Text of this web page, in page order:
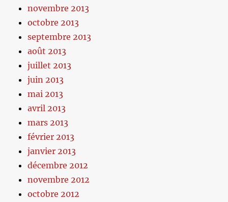
novembre 2013
octobre 2013
septembre 2013
août 2013
juillet 2013
juin 2013
mai 2013
avril 2013
mars 2013
février 2013
janvier 2013
décembre 2012
novembre 2012
octobre 2012